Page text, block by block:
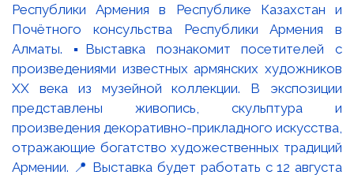
Республики Армения в Республике Казахстан и
Почётного консульства Республики Армения в
Алматы. ▪️Выставка познакомит посетителей с
произведениями известных армянских художников
XX века из музейной коллекции. В экспозиции
представлены живопись, скульптура и
произведения декоративно-прикладного искусства,
отражающие богатство художественных традиций
Армении. 📍 Выставка будет работать с 12 августа